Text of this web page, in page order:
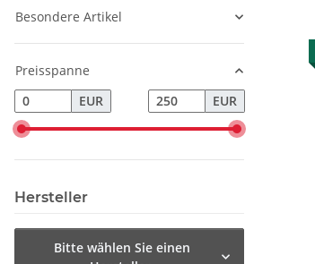
Besondere Artikel
Preisspanne
EUR
EUR
Hersteller
Bitte wählen Sie einen